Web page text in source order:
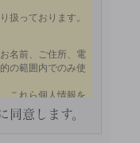
意します。